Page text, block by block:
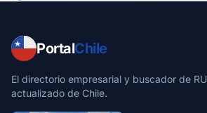
PortalChile
El directorio empresarial y buscador de
actualizado de Chile.